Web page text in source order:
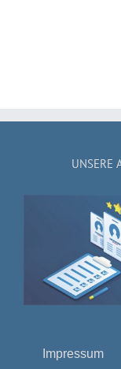
UNSERE
Impressum